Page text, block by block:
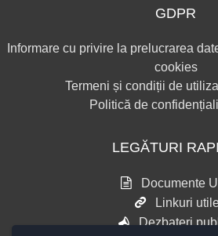
GDPR
Informare cu privire la prelucrarea
cookies
Termeni și condiții de
Politică de
LEGĂTURI
Documente
Linkuri
Dezbateri